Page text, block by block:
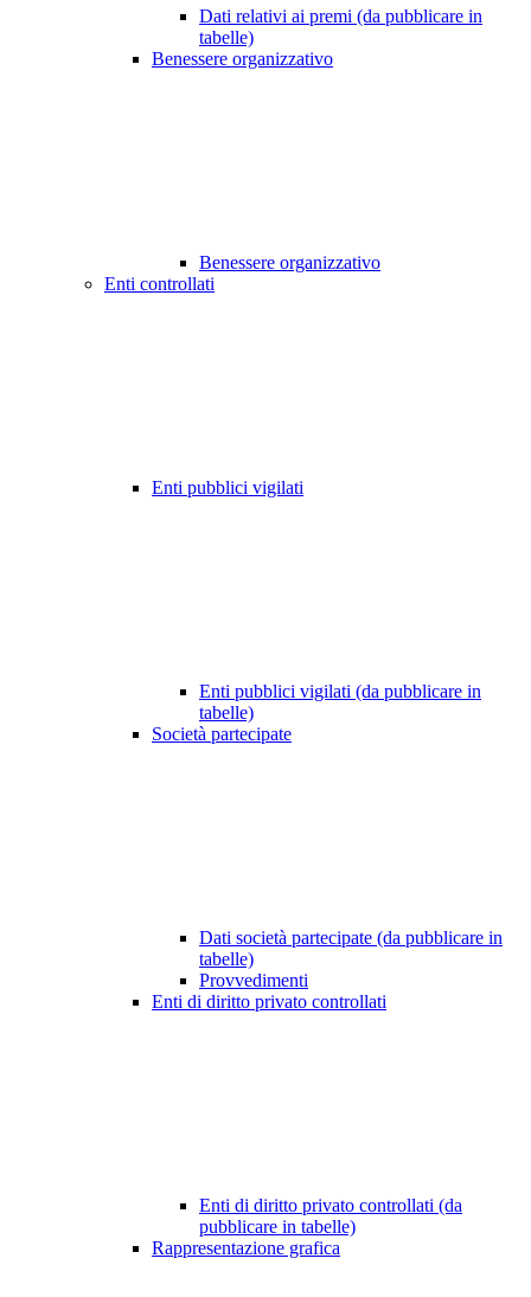
Dati relativi ai premi (da pubblicare in
tabelle)
Benessere organizzativo
Benessere organizzativo
Enti controllati
Enti pubblici vigilati
Enti pubblici vigilati (da pubblicare in
tabelle)
Società partecipate
Dati società partecipate (da pubblicare in
tabelle)
Provvedimenti
Enti di diritto privato controllati
Enti di diritto privato controllati (da
pubblicare in tabelle)
Rappresentazione grafica